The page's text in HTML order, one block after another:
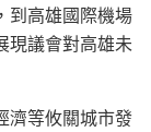
到高雄國際機場
現議會對高雄未
濟等攸關城市發